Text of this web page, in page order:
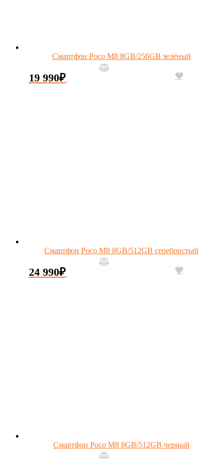
Смартфон Poco M8 8GB/256GB зелёный
19 990₽
Смартфон Poco M8 8GB/512GB серебристый
24 990₽
Смартфон Poco M8 8GB/512GB черный